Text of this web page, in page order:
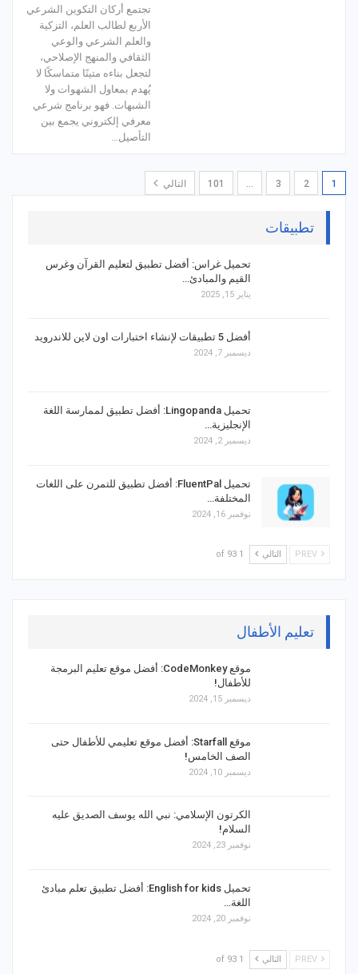
تجتمع أركان التكوين الشرعي
الأربع لطالب العلم، التزكية
والعلم الشرعي والوعي
الثقافي والمنهج الإصلاحي،
لتجعل بناءه متينًا متماسكًا لا
يُهدم بمعاول الشهوات ولا
الشبهات. فهو برنامج شرعي
معرفي إلكتروني يجمع بين
التأصيل…
1
2
3
…
101 التالي
تطبيقات
تحميل غراس: أفضل تطبيق لتعليم القرآن وغرس
القيم والمبادئ…
يناير 15, 2025
أفضل 5 تطبيقات لإنشاء اختبارات اون لاين للاندرويد
ديسمبر 7, 2024
تحميل Lingopanda: أفضل تطبيق لممارسة اللغة
الإنجليزية…
ديسمبر 2, 2024
تحميل FluentPal: أفضل تطبيق للتمرن على اللغات
المختلفة…
نوفمبر 16, 2024
التالي 1 of 93
تعليم الأطفال
موقع CodeMonkey: أفضل موقع تعليم البرمجة
للأطفال!
ديسمبر 15, 2024
موقع Starfall: أفضل موقع تعليمي للأطفال حتى
الصف الخامس!
ديسمبر 10, 2024
الكرتون الإسلامي: نبي الله يوسف الصديق عليه
السلام!
نوفمبر 23, 2024
تحميل English for kids: أفضل تطبيق تعلم مبادئ
اللغة…
نوفمبر 20, 2024
التالي 1 of 93